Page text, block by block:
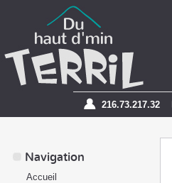
216.73.217.32
Navigation
Accueil